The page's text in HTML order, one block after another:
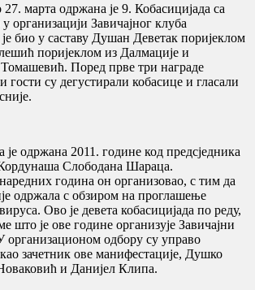
марта одржана је 9. Кобасицијада са
организацији Завичајног клуба
био у саставу Душан Деветак поријеклом
поријеклом из Далмације и
Поред прве три награде
гости су дегустирали кобасице и гласали
је одржана 2011. године код предсједника
Слободана Шараца.
година он организовао, с тим да
одржала с обзиром на проглашење
Ово је девета кобасицијада по реду,
што је ове године организује Завичајни
одбору су управо
зачетник ове манифестације, Душко
и Данијел Клипа.